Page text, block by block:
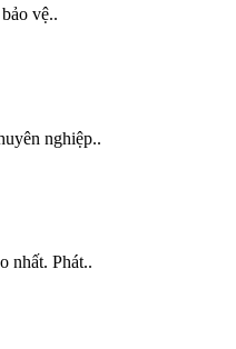
vệ..
nghiệp..
nhất. Phát..